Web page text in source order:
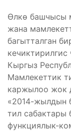
Өлкө башчысы
жана
багытталган
Кыргыз
Мамлекеттик
каржылоо жок
«2014-жылдын
тил сабактары
функциялык-